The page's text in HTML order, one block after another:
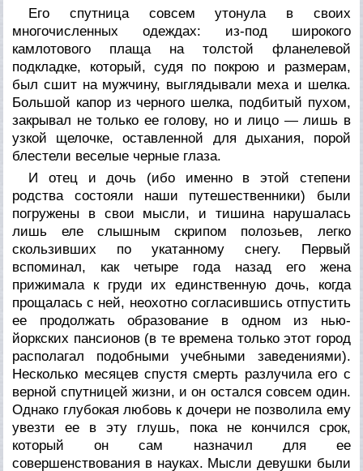
Его спутница совсем утонула в своих
многочисленных одеждах: из-под широкого
камлотового плаща на толстой фланелевой
подкладке, который, судя по покрою и размерам,
был сшит на мужчину, выглядывали меха и шелка.
Большой капор из черного шелка, подбитый пухом,
закрывал не только ее голову, но и лицо — лишь в
узкой щелочке, оставленной для дыхания, порой
блестели веселые черные глаза.
И отец и дочь (ибо именно в этой степени
родства состояли наши путешественники) были
погружены в свои мысли, и тишина нарушалась
лишь еле слышным скрипом полозьев, легко
скользивших по укатанному снегу. Первый
вспоминал, как четыре года назад его жена
прижимала к груди их единственную дочь, когда
прощалась с ней, неохотно согласившись отпустить
ее продолжать образование в одном из нью-
йоркских пансионов (в те времена только этот город
располагал подобными учебными заведениями).
Несколько месяцев спустя смерть разлучила его с
верной спутницей жизни, и он остался совсем один.
Однако глубокая любовь к дочери не позволила ему
увезти ее в эту глушь, пока не кончился срок,
который он сам назначил для ее
совершенствования в науках. Мысли девушки были